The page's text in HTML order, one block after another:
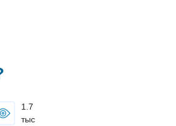
1.7
тыс